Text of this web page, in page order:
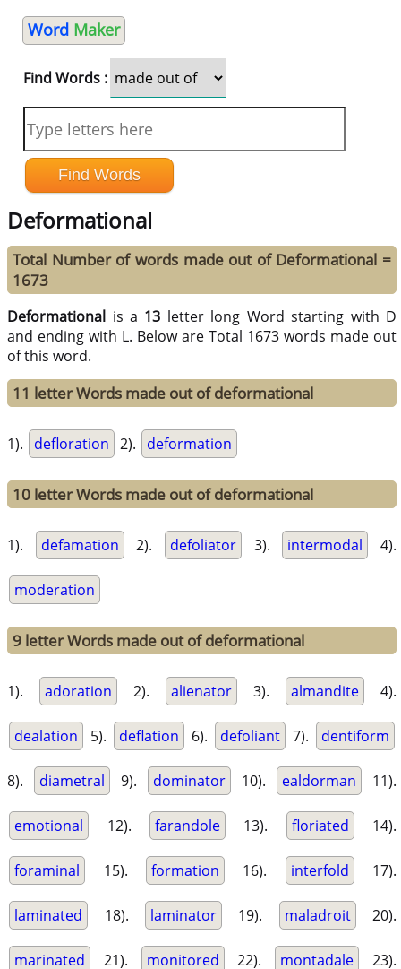
Word Maker
Find Words :
Deformational
Total Number of words made out of Deformational =
1673
Deformational is a 13 letter long Word starting with D
and ending with L. Below are Total 1673 words made out
of this word.
11 letter Words made out of deformational
1). defloration 2). deformation
10 letter Words made out of deformational
1). defamation 2). defoliator 3). intermodal 4).
moderation
9 letter Words made out of deformational
1). adoration 2). alienator 3). almandite 4).
dealation 5). deflation 6). defoliant 7). dentiform
8). diametral 9). dominator 10). ealdorman 11).
emotional 12). farandole 13). floriated 14).
foraminal 15). formation 16). interfold 17).
laminated 18). laminator 19). maladroit 20).
marinated 21). monitored 22). montadale 23).